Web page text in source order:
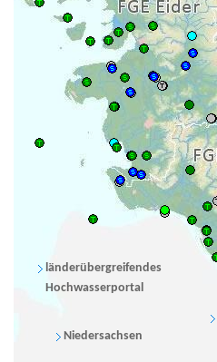
Niedersachsen
länderübergreifendes
Hochwasserportal